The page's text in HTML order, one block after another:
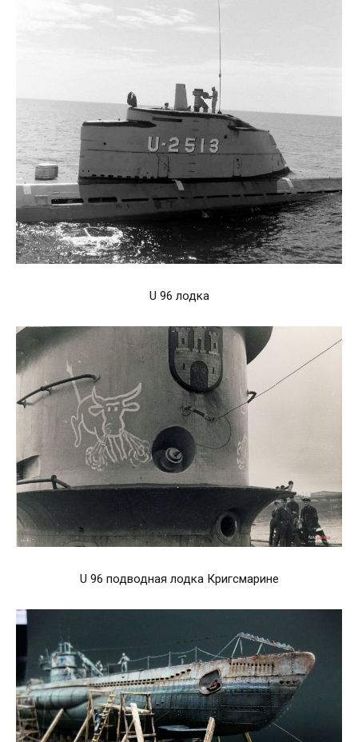
U 96 лодка
U 96 подводная лодка Кригсмарине